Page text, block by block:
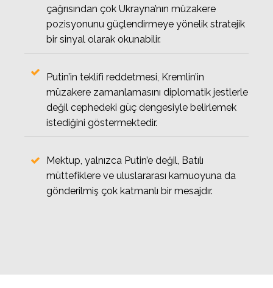
çağrısından çok Ukrayna’nın müzakere
pozisyonunu güçlendirmeye yönelik stratejik
bir sinyal olarak okunabilir.
Putin’in teklifi reddetmesi, Kremlin’in
müzakere zamanlamasını diplomatik jestlerle
değil cephedeki güç dengesiyle belirlemek
istediğini göstermektedir.
Mektup, yalnızca Putin’e değil, Batılı
müttefiklere ve uluslararası kamuoyuna da
gönderilmiş çok katmanlı bir mesajdır.